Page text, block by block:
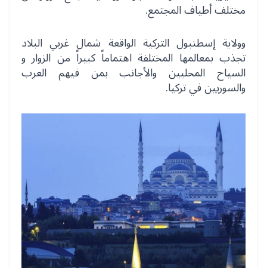
مختلف أطياف المجتمع.
وولاية إسطنبول التركية الواقعة شمال غربي البلاد
تجذب بمعالمها المختلفة اهتماماً كبيراً من الزوار و
السياح المحليين والأجانب بمن فيهم العرب
والسوريين في تركيا.